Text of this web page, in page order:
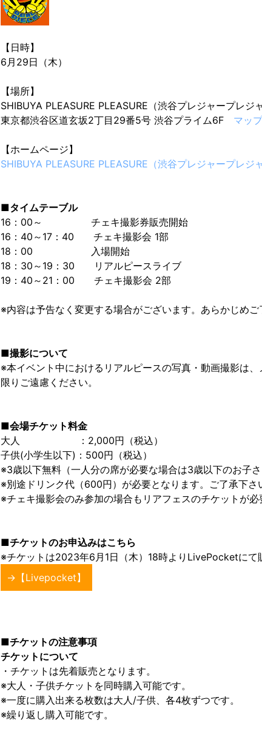
【日時】
6月29日（木）
【場所】
SHIBUYA PLEASURE PLEASURE（渋谷プレジャープレジャ
東京都渋谷区道玄坂2丁目29番5号 渋谷プライム6F マップ
【ホームページ】
SHIBUYA PLEASURE PLEASURE（渋谷プレジャープレジャ
■タイムテーブル
16：00～ チェキ撮影券販売開始
16：40～17：40 チェキ撮影会 1部
18：00 入場開始
18：30～19：30 リアルピースライブ
19：40～21：00 チェキ撮影会 2部
※内容は予告なく変更する場合がございます。あらかじめご
■撮影について
※本イベント中におけるリアルピースの写真・動画撮影は
限りご遠慮ください。
■会場チケット料金
大人 ：2,000円（税込）
子供(小学生以下)：500円（税込）
※3歳以下無料（一人分の席が必要な場合は3歳以下のお子さ
※別途ドリンク代（600円）が必要となります。ご了承下さ
※チェキ撮影会のみ参加の場合もリアフェスのチケットが必
■チケットのお申込みはこちら
※チケットは2023年6月1日（木）18時よりLivePocketにて
→【Livepocket】
■チケットの注意事項
チケットについて
・チケットは先着販売となります。
※大人・子供チケットを同時購入可能です。
※一度に購入出来る枚数は大人/子供、各4枚ずつです。
※繰り返し購入可能です。